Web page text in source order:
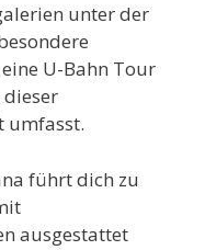
unter der
U-Bahn Tour
umfasst.
führt dich zu
ausgestattet